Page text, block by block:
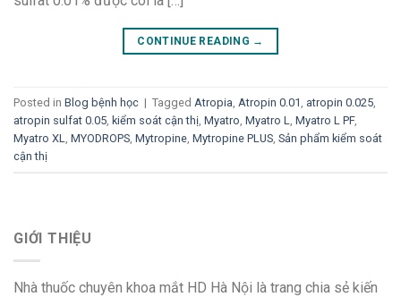
CONTINUE READING →
Posted in Blog bệnh học | Tagged Atropia Atropin 0.01 atropin 0.025
atropin sulfat 0.05 kiểm soát cận thị Myatro Myatro L Myatro L PF,
Myatro XL
MYODROPS Mytropine Mytropine PLUS Sản phẩm kiểm soát
cận thị
GIỚI THIỆU
Nhà thuốc chuyên khoa mắt HD Hà Nội là trang chia sẻ kiến